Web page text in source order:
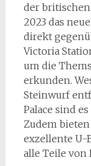
der
2023 das
direkt
Victoria
um die
erkunden.
Steinwurf
Palace sind
Zudem
exzellente U-
alle Teile von